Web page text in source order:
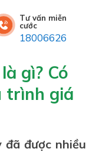
Tư vấn miễn
cước
18006626
gì? Có
trình giá
được nhiều